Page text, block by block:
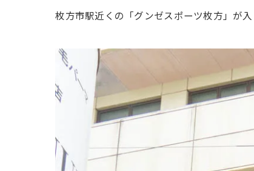
枚方市駅近くの「グンゼスポーツ枚方」が